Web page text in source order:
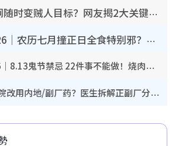
装修拆铁闸随时变贼人目标？网友揭2大关键用途：装新款等于白装？附新旧铁闸分别
鬼门开2026｜农历七月撞正日全食特别邪？专家警告切忌做一事！揭4大禁忌+2招保平安
鬼门开2026｜8.13鬼节禁忌 22件事不能做！烧肉、刺身要少食？半夜勿吹口哨/打给个电话
网传公立医院改用内地/副厂药？医生拆解正副厂分别，揭4类人换药随时出事